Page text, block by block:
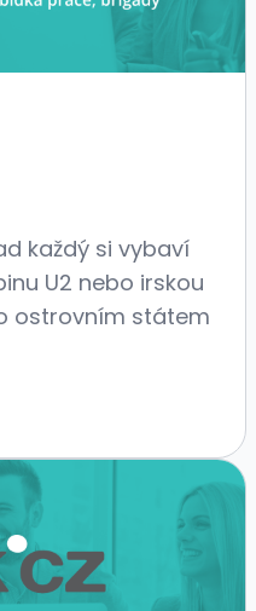
každý si vybaví
U2 nebo irskou
ostrovním státem